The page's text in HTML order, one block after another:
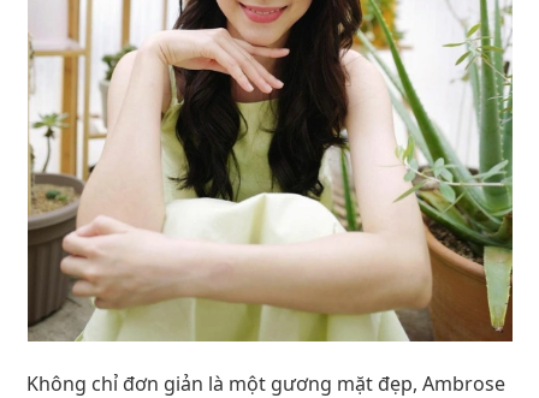
Không chỉ đơn giản là một gương mặt đẹp, Ambrose